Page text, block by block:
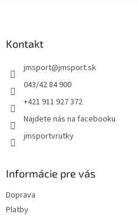
Kontakt
jmsport@jmsport.sk
043/42 84 900
+421 911 927 372
Najdete nás na facebooku
jmsportvrutky
Informácie pre vás
Doprava
Platby